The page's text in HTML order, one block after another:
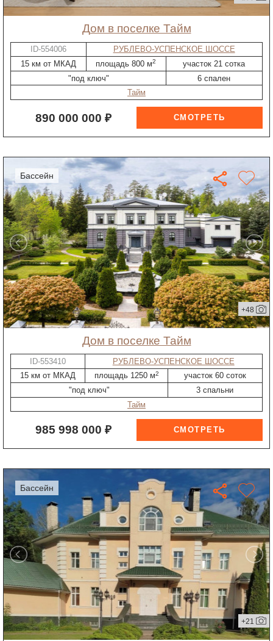
дом в поселке Тайм
ID-554006
РУБЛЕВО-УСПЕНСКОЕ ШОССЕ
15 км от МКАД
площадь 800 м2
участок 21 сотка
"под ключ"
6 спален
Тайм
890 000 000 ₽
бассейн
+48
дом в поселке Тайм
ID-553410
РУБЛЕВО-УСПЕНСКОЕ ШОССЕ
15 км от МКАД
площадь 1250 м2
участок 60 соток
"под ключ"
3 спальни
Тайм
985 998 000 ₽
бассейн
+21